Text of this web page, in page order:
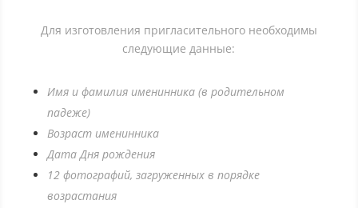
Для изготовления пригласительного необходимы
следующие данные:
Имя и фамилия именинника (в родительном
падеже)
Возраст именинника
Дата Дня рождения
12 фотографий, загруженных в порядке
возрастания